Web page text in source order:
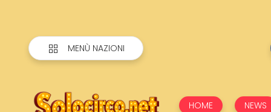
MENÙ NAZIONI
HOME NEWS